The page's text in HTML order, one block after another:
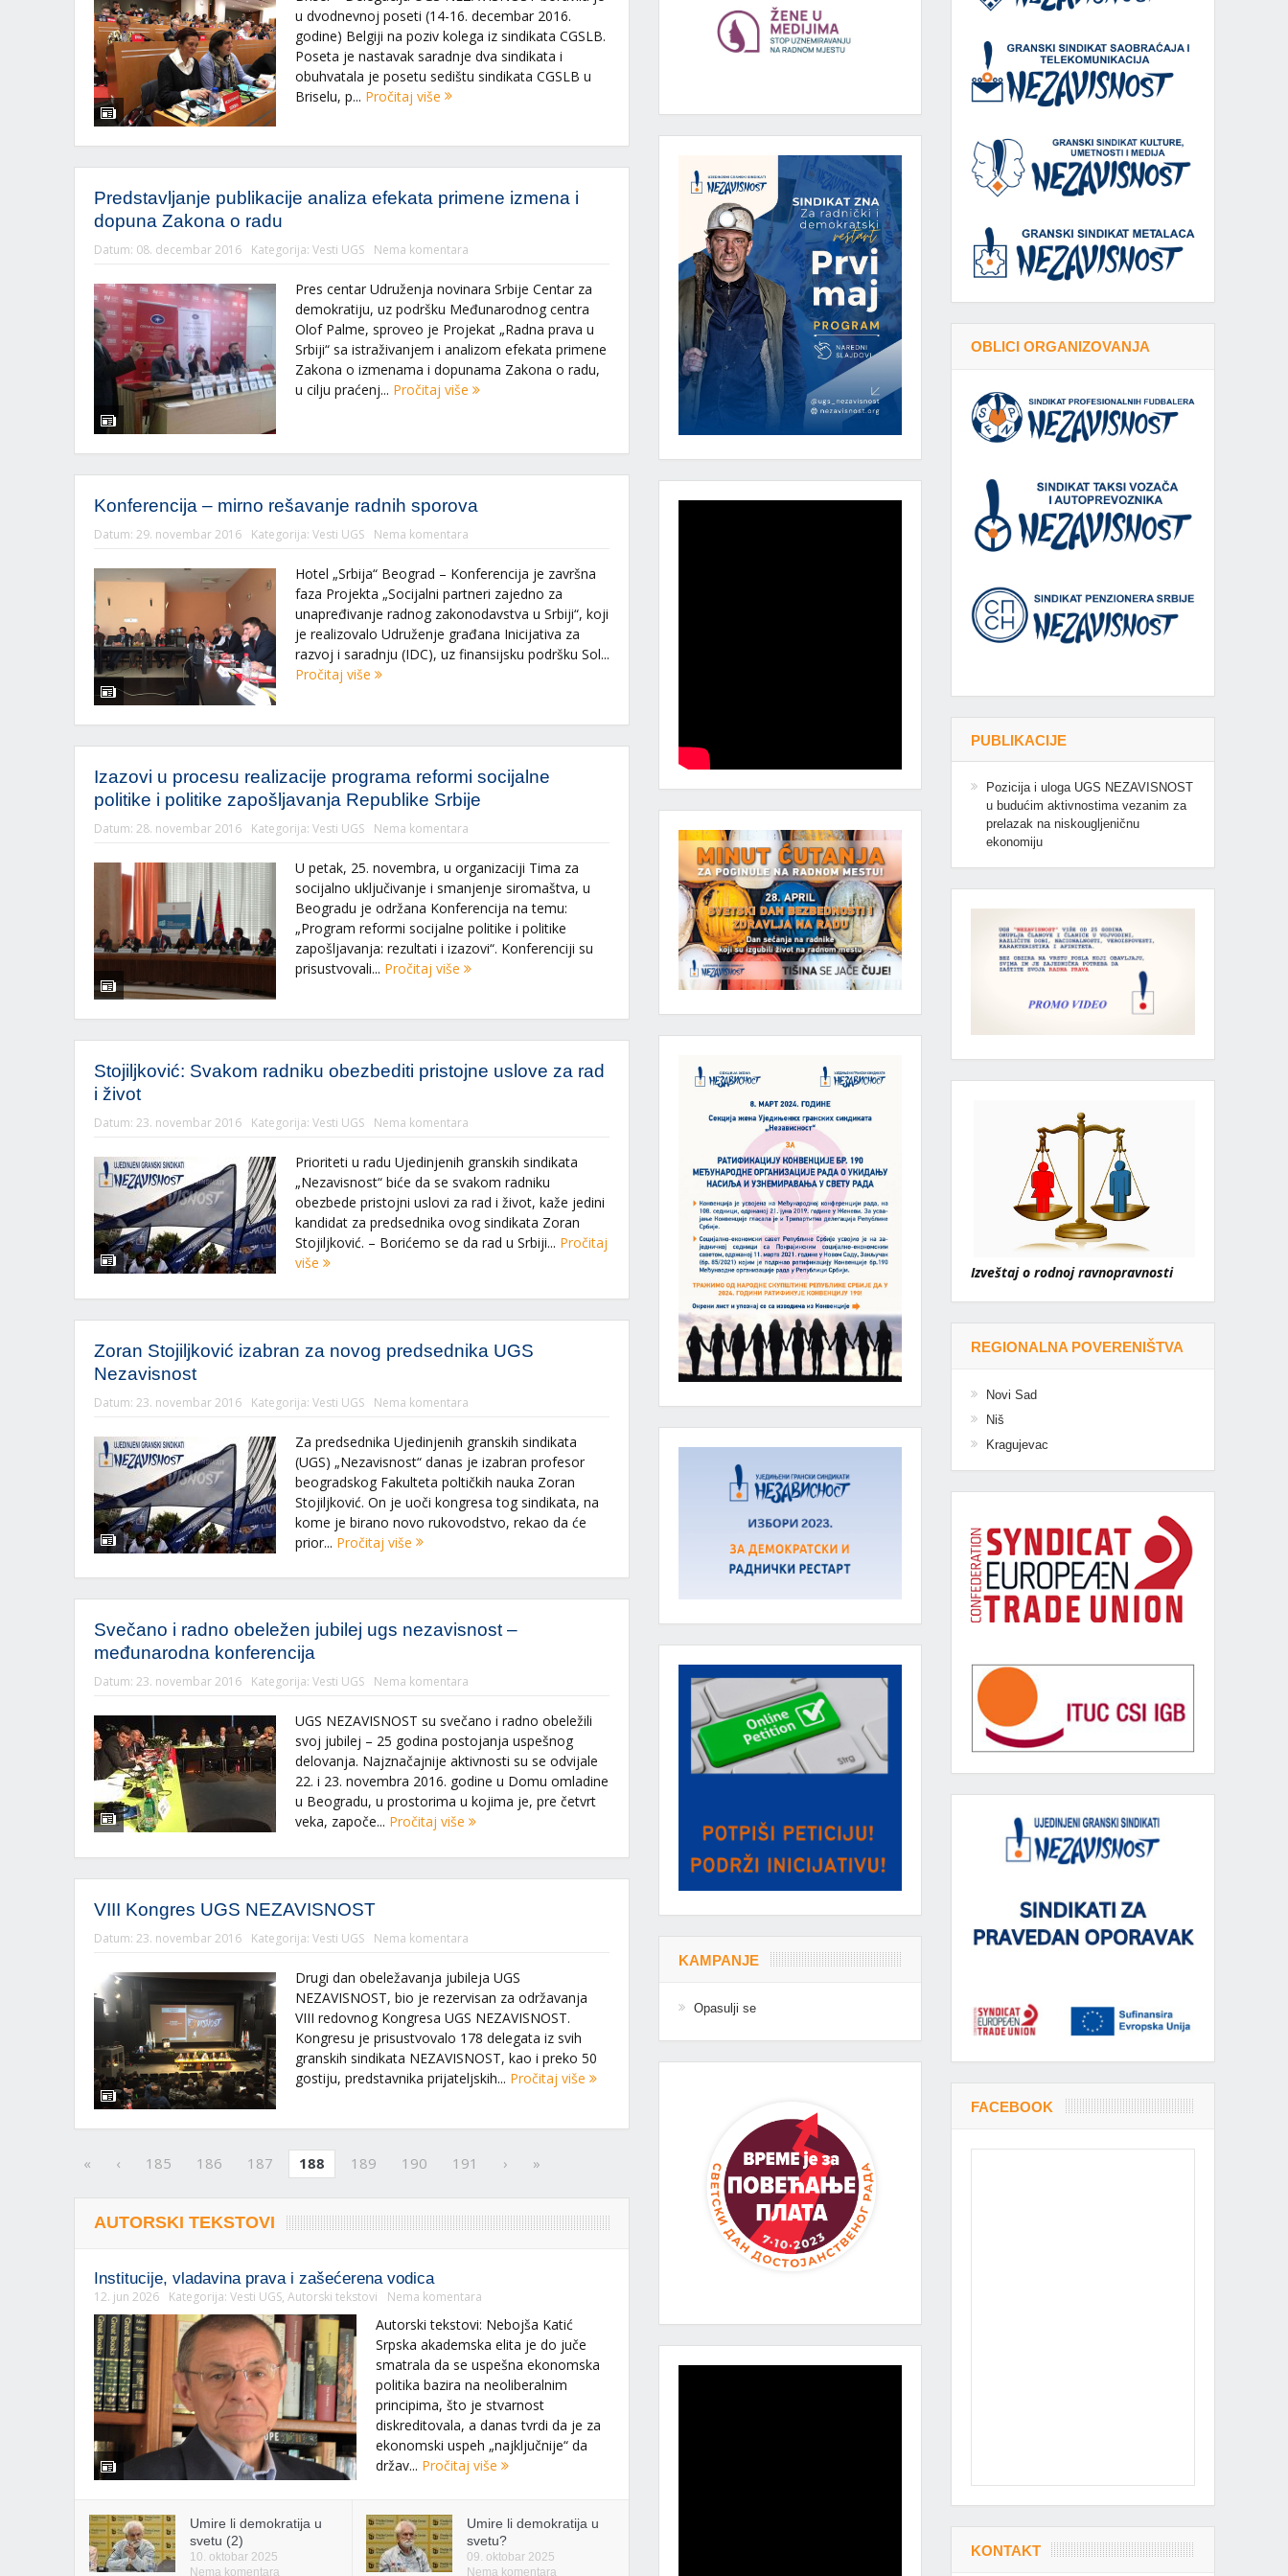
u dvodnevnoj poseti (14-16. decembar 2016.
godine) Belgiji na poziv kolega iz sindikata CGSLB.
Poseta je nastavak saradnje dva sindikata i
obuhvatala je posetu sedištu sindikata CGSLB u
Briselu, p... Pročitaj više
Predstavljanje publikacije analiza efekata primene izmena i
dopuna Zakona o radu
Datum: 08. decembar 2016 Kategorija: Vesti UGS Nema komentara
Pres centar Udruženja novinara Srbije Centar za
demokratiju, uz podršku Međunarodnog centra
Olof Palme, sproveo je Projekat „Radna prava u
Srbiji“ sa istraživanjem i analizom efekata primene
Zakona o izmenama i dopunama Zakona o radu,
u cilju praćenj... Pročitaj više
Konferencija – mirno rešavanje radnih sporova
Datum: 29. novembar 2016 Kategorija: Vesti UGS Nema komentara
Hotel „Srbija“ Beograd – Konferencija je završna
faza Projekta „Socijalni partneri zajedno za
unapređivanje radnog zakonodavstva u Srbiji“, koji
je realizovalo Udruženje građana Inicijativa za
razvoj i saradnju (IDC), uz finansijsku podršku Sol...
Pročitaj više
Izazovi u procesu realizacije programa reformi socijalne
politike i politike zapošljavanja Republike Srbije
Datum: 28. novembar 2016 Kategorija: Vesti UGS Nema komentara
U petak, 25. novembra, u organizaciji Tima za
socijalno uključivanje i smanjenje siromaštva, u
Beogradu je održana Konferencija na temu:
„Program reformi socijalne politike i politike
zapošljavanja: rezultati i izazovi“. Konferenciji su
prisustvovali... Pročitaj više
Stojiljković: Svakom radniku obezbediti pristojne uslove za rad
i život
Datum: 23. novembar 2016 Kategorija: Vesti UGS Nema komentara
Prioriteti u radu Ujedinjenih granskih sindikata
„Nezavisnost“ biće da se svakom radniku
obezbede pristojni uslovi za rad i život, kaže jedini
kandidat za predsednika ovog sindikata Zoran
Stojiljković. – Borićemo se da rad u Srbiji... Pročitaj
više
Zoran Stojiljković izabran za novog predsednika UGS
Nezavisnost
Datum: 23. novembar 2016 Kategorija: Vesti UGS Nema komentara
Za predsednika Ujedinjenih granskih sindikata
(UGS) „Nezavisnost“ danas je izabran profesor
beogradskog Fakulteta poltičkih nauka Zoran
Stojiljković. On je uoči kongresa tog sindikata, na
kome je birano novo rukovodstvo, rekao da će
prior... Pročitaj više
Svečano i radno obeležen jubilej ugs nezavisnost –
međunarodna konferencija
Datum: 23. novembar 2016 Kategorija: Vesti UGS Nema komentara
UGS NEZAVISNOST su svečano i radno obeležili
svoj jubilej – 25 godina postojanja uspešnog
delovanja. Najznačajnije aktivnosti su se odvijale
22. i 23. novembra 2016. godine u Domu omladine
u Beogradu, u prostorima u kojima je, pre četvrt
veka, započe... Pročitaj više
VIII Kongres UGS NEZAVISNOST
Datum: 23. novembar 2016 Kategorija: Vesti UGS Nema komentara
Drugi dan obeležavanja jubileja UGS
NEZAVISNOST, bio je rezervisan za održavanja
VIII redovnog Kongresa UGS NEZAVISNOST.
Kongresu je prisustvovalo 178 delegata iz svih
granskih sindikata NEZAVISNOST, kao i preko 50
gostiju, predstavnika prijateljskih... Pročitaj više
« ‹ 185 186 187 188 189 190 191 › »
AUTORSKI TEKSTOVI
Institucije, vladavina prava i zašećerena vodica
12. jun 2026 Kategorija: Vesti UGS, Autorski tekstovi Nema komentara
Autorski tekstovi: Nebojša Katić
Srpska akademska elita je do juče
smatrala da se uspešna ekonomska
politika bazira na neoliberalnim
principima, što je stvarnost
diskreditovala, a danas tvrdi da je za
ekonomski uspeh „najključnije“ da
držav... Pročitaj više
Umire li demokratija u
svetu (2)
10. oktobar 2025
Nema komentara
Umire li demokratija u
svetu?
09. oktobar 2025
Nema komentara
KAMPANJE
Opasulji se
OBLICI ORGANIZOVANJA
PUBLIKACIJE
Pozicija i uloga UGS NEZAVISNOST
u budućim aktivnostima vezanim za
prelazak na niskougljeničnu
ekonomiju
Izveštaj o rodnoj ravnopravnosti
REGIONALNA POVERENIŠTVA
Novi Sad
Niš
Kragujevac
FACEBOOK
KONTAKT